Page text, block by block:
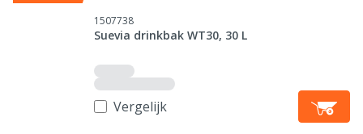
1507738
Suevia drinkbak WT30, 30 L
Vergelijk